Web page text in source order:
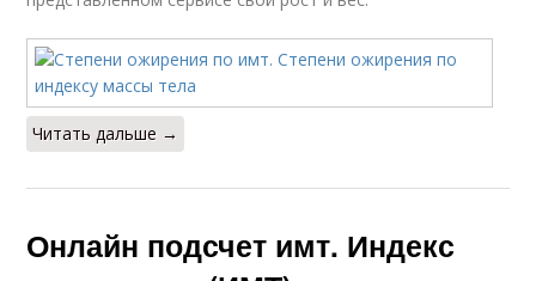
Читать дальше →
Онлайн подсчет имт. Индекс